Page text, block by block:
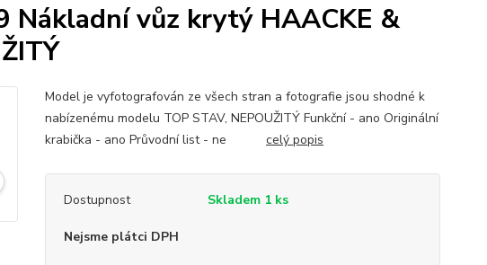
Nákladní vůz krytý HAACKE &
Model je vyfotografován ze všech stran a fotografie jsou shodné k
nabízenému modelu TOP STAV, NEPOUŽITÝ Funkční - ano Originální
krabička - ano Průvodní list - ne celý popis
Dostupnost Skladem 1 ks
Nejsme plátci DPH